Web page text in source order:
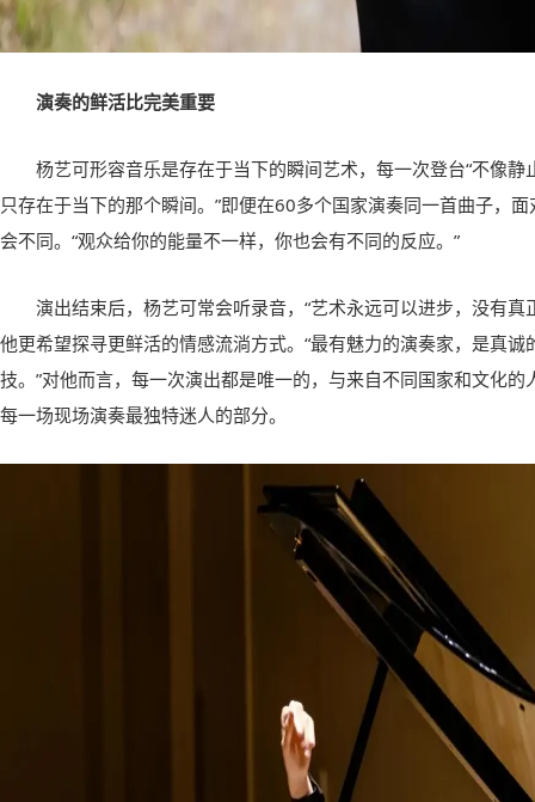
演奏的鲜活比完美重要
杨艺可形容音乐是存在于当下的瞬间艺术，每一次登台“不像
只存在于当下的那个瞬间。”即便在60多个国家演奏同一首曲子，
会不同。“观众给你的能量不一样，你也会有不同的反应。”
演出结束后，杨艺可常会听录音，“艺术永远可以进步，没有真
他更希望探寻更鲜活的情感流淌方式。“最有魅力的演奏家，是真
技。”对他而言，每一次演出都是唯一的，与来自不同国家和文化
每一场现场演奏最独特迷人的部分。